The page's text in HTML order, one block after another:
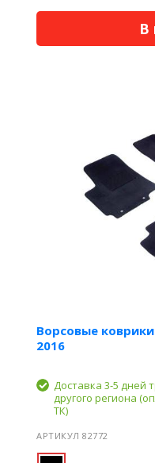
В
Ворсовые коврики
2016
Доставка 3-5 дней
другого региона
ТК)
АРТИКУЛ 82772